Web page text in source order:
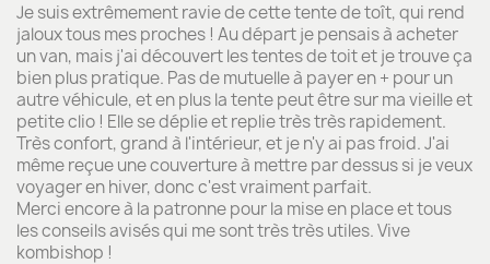
Je suis extrêmement ravie de cette tente de toît, qui rend
jaloux tous mes proches ! Au départ je pensais à acheter
un van, mais j'ai découvert les tentes de toit et je trouve ça
bien plus pratique. Pas de mutuelle à payer en + pour un
autre véhicule, et en plus la tente peut être sur ma vieille et
petite clio ! Elle se déplie et replie très très rapidement.
Très confort, grand à l'intérieur, et je n'y ai pas froid. J'ai
même reçue une couverture à mettre par dessus si je veux
voyager en hiver, donc c'est vraiment parfait.
Merci encore à la patronne pour la mise en place et tous
les conseils avisés qui me sont très très utiles. Vive
kombishop !